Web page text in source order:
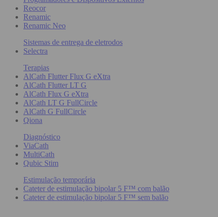
Reocor
Renamic
Renamic Neo
Sistemas de entrega de eletrodos
Selectra
Terapias
AlCath Flutter Flux G eXtra
AlCath Flutter LT G
AlCath Flux G eXtra
AlCath LT G FullCircle
AlCath G FullCircle
Qiona
Diagnóstico
ViaCath
MultiCath
Qubic Stim
Estimulação temporária
Cateter de estimulação bipolar 5 F™ com balão
Cateter de estimulação bipolar 5 F™ sem balão